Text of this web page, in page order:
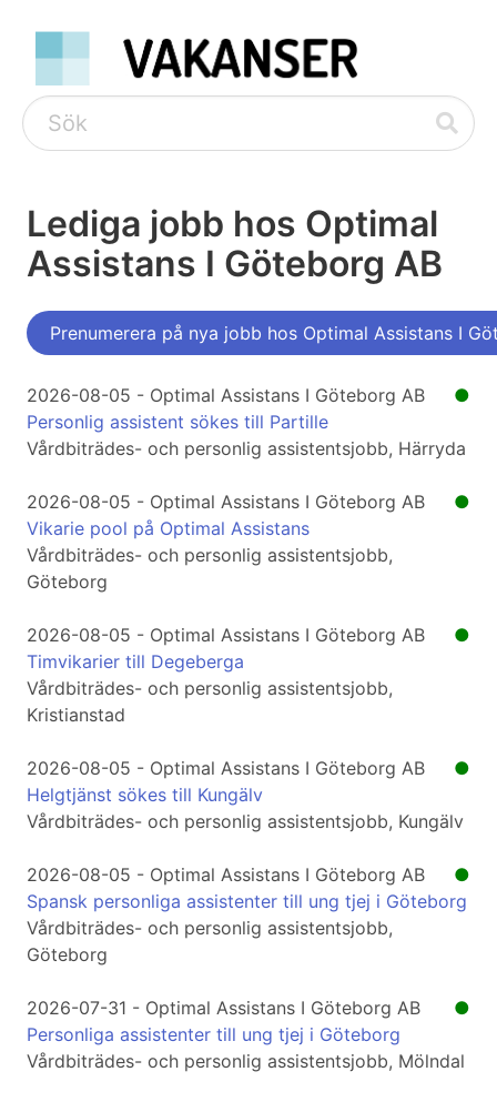
Lediga jobb hos Optimal
Assistans I Göteborg AB
Prenumerera på nya jobb hos Optimal Assistans I
●
2026-08-05 - Optimal Assistans I Göteborg AB
Personlig assistent sökes till Partille
Vårdbiträdes- och personlig assistentsjobb, Härryda
●
2026-08-05 - Optimal Assistans I Göteborg AB
Vikarie pool på Optimal Assistans
Vårdbiträdes- och personlig assistentsjobb,
Göteborg
●
2026-08-05 - Optimal Assistans I Göteborg AB
Timvikarier till Degeberga
Vårdbiträdes- och personlig assistentsjobb,
Kristianstad
●
2026-08-05 - Optimal Assistans I Göteborg AB
Helgtjänst sökes till Kungälv
Vårdbiträdes- och personlig assistentsjobb, Kungälv
●
2026-08-05 - Optimal Assistans I Göteborg AB
Spansk personliga assistenter till ung tjej i Göteborg
Vårdbiträdes- och personlig assistentsjobb,
Göteborg
●
2026-07-31 - Optimal Assistans I Göteborg AB
Personliga assistenter till ung tjej i Göteborg
Vårdbiträdes- och personlig assistentsjobb, Mölndal